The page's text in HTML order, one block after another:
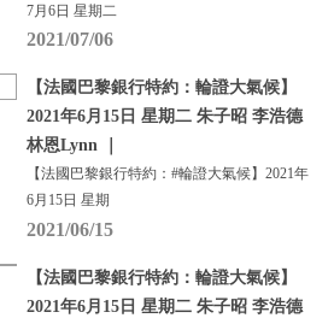
7月6日 星期二
2021/07/06
【法國巴黎銀行特約：輪證大氣候】
2021年6月15日 星期二 朱子昭 李浩德
林恩Lynn ｜
【法國巴黎銀行特約：#輪證大氣候】2021年
6月15日 星期
2021/06/15
【法國巴黎銀行特約：輪證大氣候】
2021年6月15日 星期二 朱子昭 李浩德